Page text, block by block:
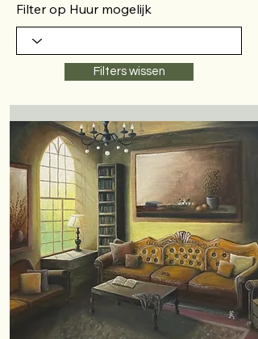
Filter op Huur mogelijk
Filters wissen